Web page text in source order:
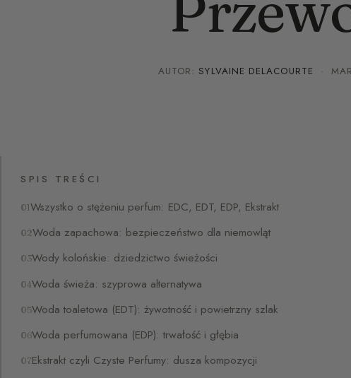
AUTOR: SYLVAINE DELACOURTE ·
SPIS TREŚCI
Wszystko o stężeniu perfum: EDC, EDT, EDP, Ekstrakt
Woda zapachowa: bezpieczeństwo dla niemowląt
Wody kolońskie: dziedzictwo świeżości
Woda świeża: szyprowa alternatywa
Woda toaletowa (EDT): żywotność i powietrzny szlak
Woda perfumowana (EDP): trwałość i głębia
Ekstrakt czyli Czyste Perfumy: dusza kompozycji